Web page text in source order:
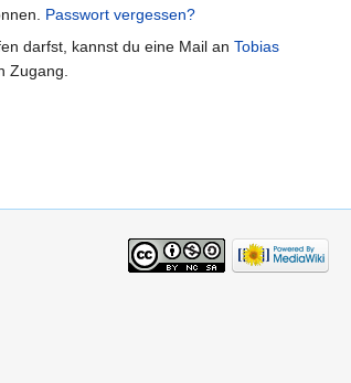
Passwort vergessen?
darfst, kannst du eine Mail an Tobias
Zugang.